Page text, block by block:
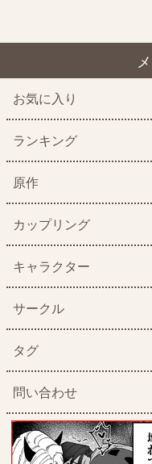
お気に入り
ランキング
原作
カップリング
キャラクター
サークル
タグ
問い合わせ